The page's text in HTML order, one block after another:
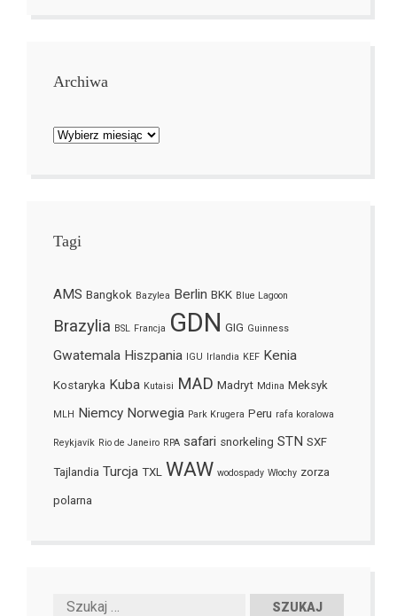
Archiwa
Archiwa
Tagi
AMS Bangkok Bazylea Berlin BKK Blue Lagoon
Brazylia BSL Francja GDN GIG Guinness
Gwatemala Hiszpania IGU Irlandia KEF Kenia
Kostaryka Kuba Kutaisi MAD Madryt Mdina Meksyk
MLH Niemcy Norwegia Park Krugera Peru rafa koralowa
Reykjavík Rio de Janeiro RPA safari snorkeling STN SXF
Tajlandia Turcja TXL WAW wodospady Włochy zorza
polarna